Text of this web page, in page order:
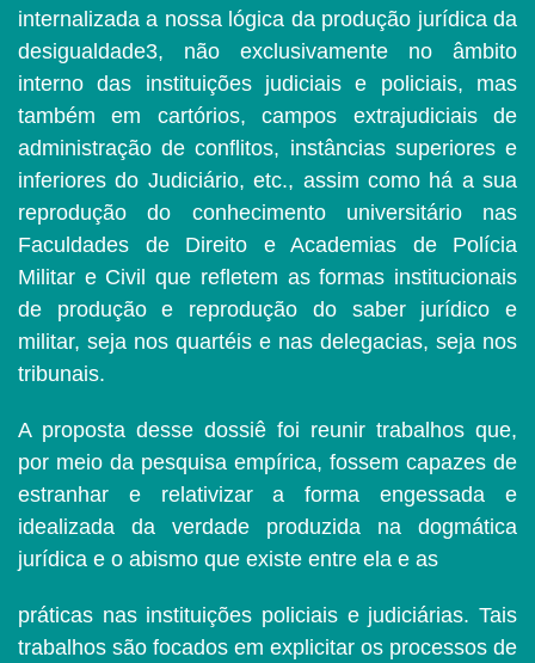
internalizada a nossa lógica da produção jurídica da
desigualdade3, não exclusivamente no âmbito
interno das instituições judiciais e policiais, mas
também em cartórios, campos extrajudiciais de
administração de conflitos, instâncias superiores e
inferiores do Judiciário, etc., assim como há a sua
reprodução do conhecimento universitário nas
Faculdades de Direito e Academias de Polícia
Militar e Civil que refletem as formas institucionais
de produção e reprodução do saber jurídico e
militar, seja nos quartéis e nas delegacias, seja nos
tribunais.
A proposta desse dossiê foi reunir trabalhos que,
por meio da pesquisa empírica, fossem capazes de
estranhar e relativizar a forma engessada e
idealizada da verdade produzida na dogmática
jurídica e o abismo que existe entre ela e as
práticas nas instituições policiais e judiciárias. Tais
trabalhos são focados em explicitar os processos de